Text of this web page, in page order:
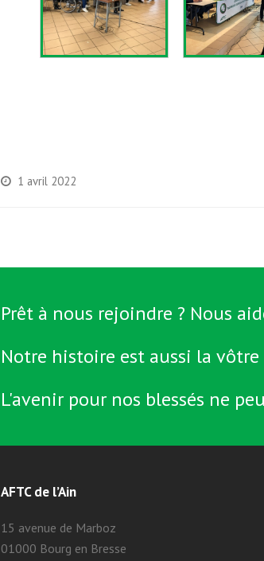
1 avril 2022
Prêt à nous rejoindre ? Nous
Notre histoire est aussi la vôtre
L'avenir pour nos blessés ne
AFTC de l’Ain
15 avenue de Marboz
01000 Bourg en Bresse